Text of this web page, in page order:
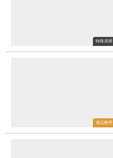
特殊清掃
遺品整理